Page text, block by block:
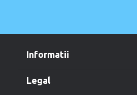
informatii
legal